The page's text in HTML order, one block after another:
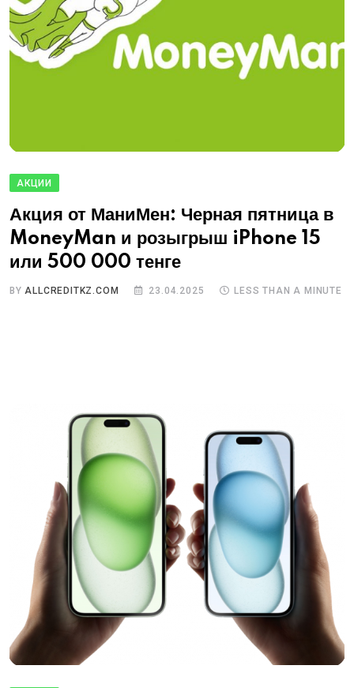
АКЦИИ
Акция от МаниМен: Черная пятница в
MoneyMan и розыгрыш iPhone 15
или 500 000 тенге
BYALLCREDITKZ.COM 23.04.2025 LESS THAN A MINUTE